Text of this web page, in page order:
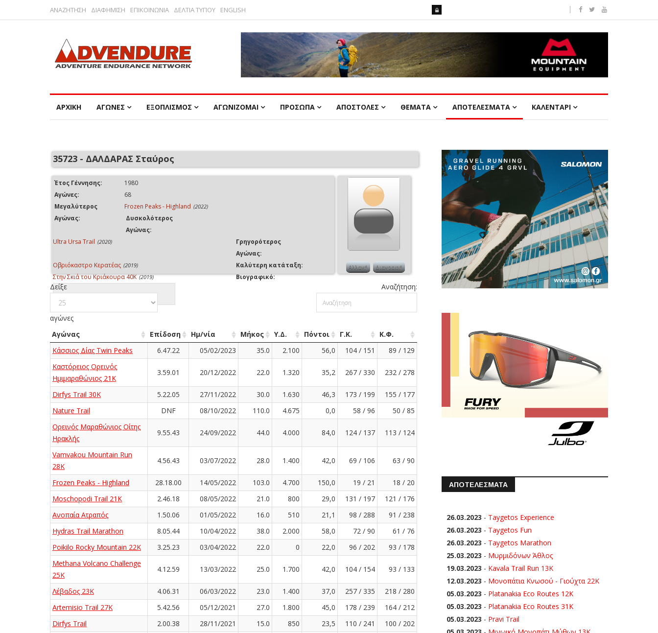
ΑΝΑΖΗΤΗΣΗ ΔΙΑΦΗΜΙΣΗ ΕΠΙΚΟΙΝΩΝΙΑ ΔΕΛΤΙΑ ΤΥΠΟΥ ENGLISH
ΑΡΧΙΚΗ ΑΓΩΝΕΣ ΕΞΟΠΛΙΣΜΟΣ ΑΓΩΝΙΖΟΜΑΙ ΠΡΟΣΩΠΑ ΑΠΟΣΤΟΛΕΣ ΘΕΜΑΤΑ ΑΠΟΤΕΛΕΣΜΑΤΑ ΚΑΛΕΝΤΑΡΙ
35723 - ΔΑΛΔΑΡΑΣ Σταύρος
Έτος Γέννησης:
1980
Αγώνες:
68
Μεγαλύτερος
Αγώνας:
Frozen Peaks - Highland (2022)
Δυσκολότερος
Αγώνας:
Ultra Ursa Trail (2020)
Γρηγορότερος
Αγώνας:
Οβριόκαστρο Κερατέας (2019)
Καλύτερη κατάταξη:
Στην Σκιά του Κριάκουρα 40K (2019) Βιογραφικό:
Αλλαγή Διαγραφή
Δείξε
αγώνες
Αναζήτηση:
Αγώνας Επίδοση Ημ/νία Μήκος Υ.Δ. Πόντοι Γ.Κ.
Κ.Φ.
Κάσσιος Δίας Twin Peaks
6.47.22 05/02/2023 35.0 2.100 56,0 104 / 151
89 / 129
Καστόρειος Ορεινός
Ημιμαραθώνιος 21Κ
3.59.01 20/12/2022 22.0 1.320 35,2 267 / 330 232 / 278
Dirfys Trail 30K 5.22.05 27/11/2022 30.0 1.630 46,3 173 / 199
155 / 177
Nature Trail
DNF 08/10/2022 110.0 4.675 0,0 58 / 96
50 / 85
Ορεινός Μαραθώνιος Οίτης
Ηρακλής
9.55.43 24/09/2022 44.0 4.000 84,0 124 / 137 113 / 124
Vamvakou Mountain Run
28Κ
4.56.43 03/07/2022 28.0 1.400 42,0 69 / 106 63 / 90
Frozen Peaks - Highland 28.18.00 14/05/2022 103.0 4.700 150,0 19 / 21
18 / 20
Moschopodi Trail 21K
2.46.18 08/05/2022 21.0 800 29,0 131 / 197
121 / 176
Ανοπαία Ατραπός
1.50.06 01/05/2022 16.0 510 21,1 98 / 288
91 / 238
Hydras Trail Marathon
8.05.44 10/04/2022 38.0 2.000 58,0 72 / 90
61 / 76
Poikilo Rocky Mountain 22K
3.25.23 03/04/2022 22.0 0 22,0 96 / 202
93 / 178
Methana Volcano Challenge
25K
4.12.59 13/03/2022 25.0 1.700 42,0 104 / 154 93 / 133
Λέβαδος 23Κ 4.06.31 06/03/2022 23.0 1.400 37,0 257 / 335
218 / 280
Artemisio Trail 27K
5.42.56 05/12/2021 27.0 1.800 45,0 178 / 239
164 / 212
Dirfys Trail
2.00.38 28/11/2021 15.0 850 23,5 110 / 241
100 / 202
ΑΠΟΤΕΛΕΣΜΑΤΑ
26.03.2023 - Taygetos Experience
26.03.2023 - Taygetos Fun
26.03.2023 - Taygetos Marathon
25.03.2023 - Μυρμιδόνων Άθλος
19.03.2023 - Kavala Trail Run 13K
12.03.2023 - Μονοπάτια Κνωσού - Γιούχτα 22Κ
05.03.2023 - Platanakia Eco Routes 12K
05.03.2023 - Platanakia Eco Routes 31K
05.03.2023 - Pravi Trail